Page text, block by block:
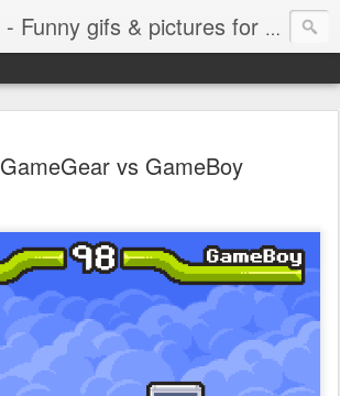
HumourGeek - Funny gifs & pictures for Geeks & Gamers !
GameGear vs GameBoy